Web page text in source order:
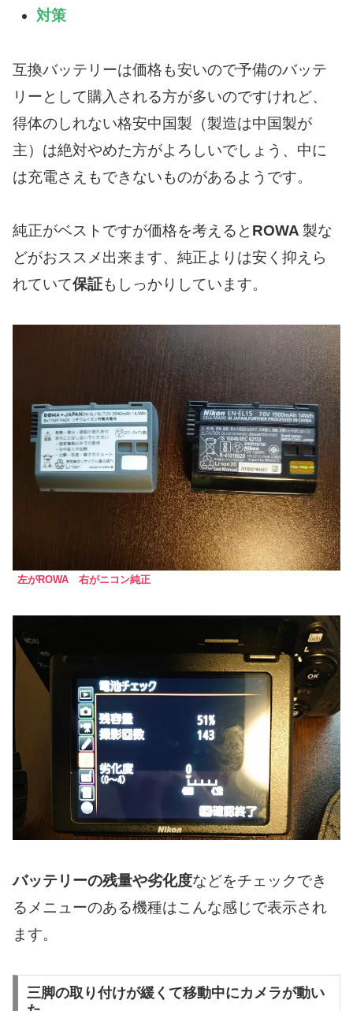
対策
互換バッテリーは価格も安いので予備のバッテ
リーとして購入される方が多いのですけれど、
得体のしれない格安中国製（製造は中国製が
主）は絶対やめた方がよろしいでしょう、中に
は充電さえもできないものがあるようです。
純正がベストですが価格を考えると ROWA 製な
どがおススメ出来ます、純正よりは安く抑えら
れていて保証もしっかりしています。
左がROWA 右がニコン純正
バッテリーの残量や劣化度などをチェックでき
るメニューのある機種はこんな感じで表示され
ます。
三脚の取り付けが緩くて移動中にカメラが動い